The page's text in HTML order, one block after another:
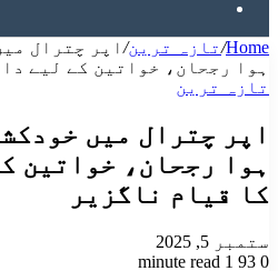
Home
/تازہ ترین/ اپر چترال
ہوا رجحان، خواتین کے لیے
تازہ ترین
اپر چترال میں
ہوا رجحان، خواتین
کا قیام ناگزیر
ستمبر 5, 2025
0
1 minute read